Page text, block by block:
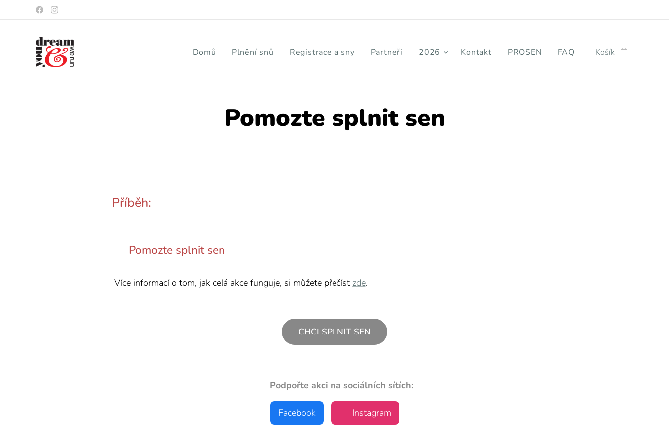
Domů Plnění snů Registrace a sny Partneři 2026 Kontakt PROSEN FAQ Košík
Pomozte splnit sen
Příběh:
Pomozte splnit sen
Více informací o tom, jak celá akce funguje, si můžete přečíst zde.
CHCI SPLNIT SEN
📣 Podpořte akci na sociálních sítích:
Facebook 📸 Instagram